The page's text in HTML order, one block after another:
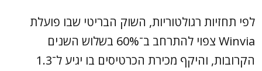
לפי תחזיות רגולטוריות, השוק הבריטי שבו פועלת
Winvia צפוי להתרחב ב־60% בשלוש השנים
הקרובות, והיקף מכירת הכרטיסים בו יגיע ל־1.3